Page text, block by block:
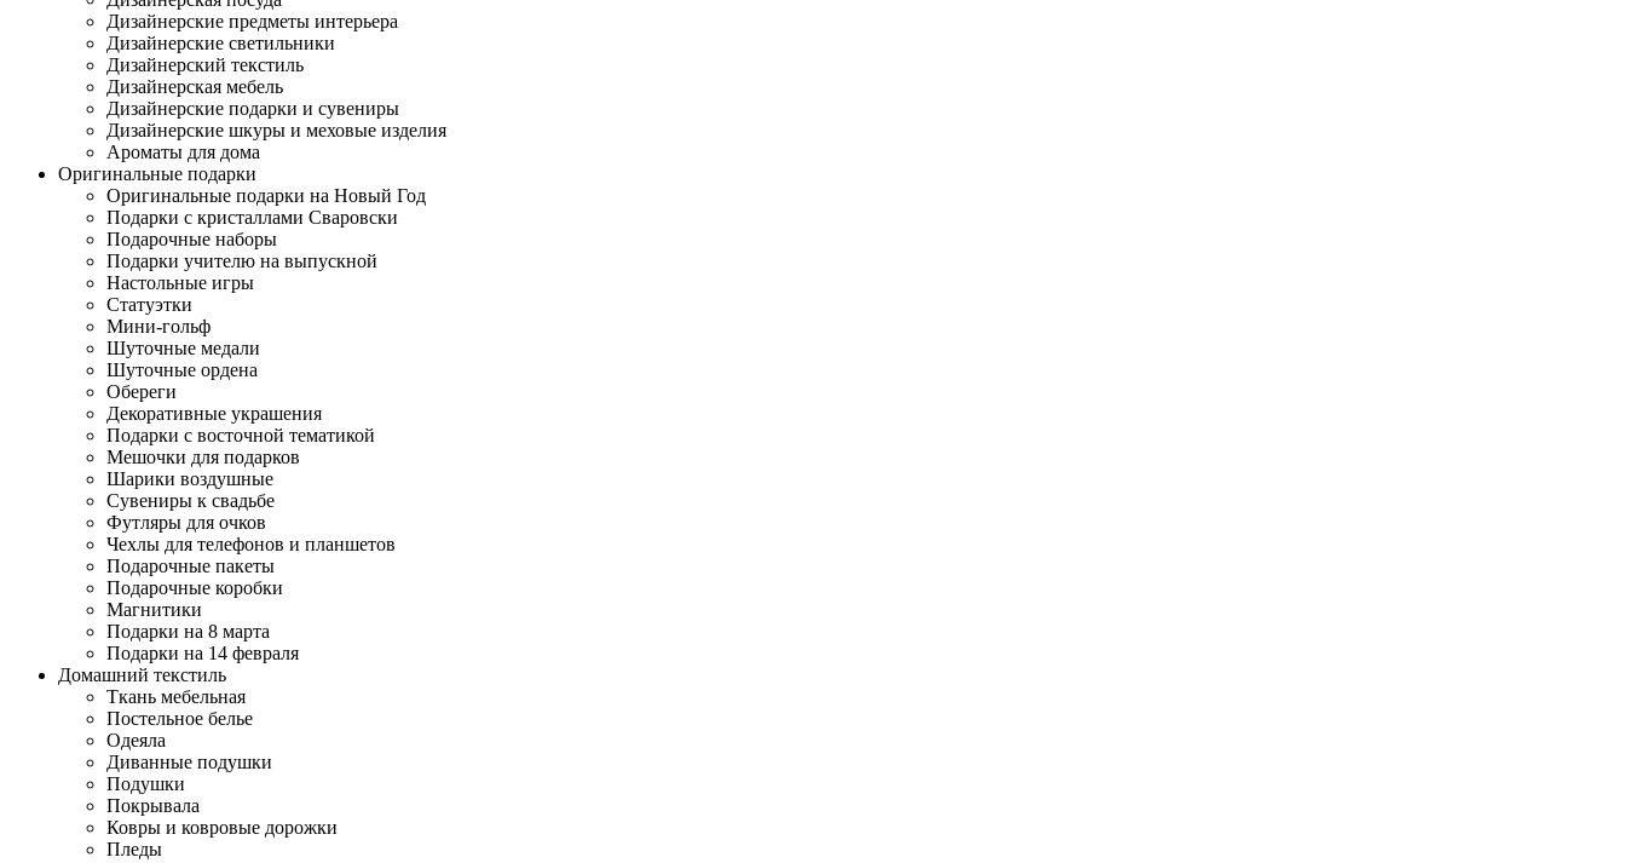
Дизайнерские предметы интерьера
Дизайнерские светильники
Дизайнерский текстиль
Дизайнерская мебель
Дизайнерские подарки и сувениры
Дизайнерские шкуры и меховые изделия
Ароматы для дома
Оригинальные подарки
Оригинальные подарки на Новый Год
Подарки с кристаллами Сваровски
Подарочные наборы
Подарки учителю на выпускной
Настольные игры
Статуэтки
Мини-гольф
Шуточные медали
Шуточные ордена
Обереги
Декоративные украшения
Подарки с восточной тематикой
Мешочки для подарков
Шарики воздушные
Сувениры к свадьбе
Футляры для очков
Чехлы для телефонов и планшетов
Подарочные пакеты
Подарочные коробки
Магнитики
Подарки на 8 марта
Подарки на 14 февраля
Домашний текстиль
Ткань мебельная
Постельное белье
Одеяла
Диванные подушки
Подушки
Покрывала
Ковры и ковровые дорожки
Пледы